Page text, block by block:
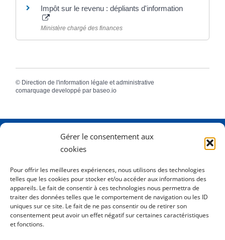
Gérer le consentement aux
cookies
Pour offrir les meilleures expériences, nous utilisons des technologies
telles que les cookies pour stocker et/ou accéder aux informations des
appareils. Le fait de consentir à ces technologies nous permettra de
traiter des données telles que le comportement de navigation ou les ID
uniques sur ce site. Le fait de ne pas consentir ou de retirer son
consentement peut avoir un effet négatif sur certaines caractéristiques
et fonctions.
Impôt sur le revenu : dépliants d'information
Ministère chargé des finances
© Direction de l'information légale et administrative
comarquage developpé par baseo.io
2 Rue Dame Pernette
Horaires
Lundi de 8h15 à 12h
Mardi de 8h15 à 12h
Mercredi 8h15 à 12h
Jeudi de 8h15 à 12h - 16h à 18h00